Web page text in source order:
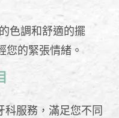
色調和舒適的擺
您的緊張情緒。
服務，滿足您不同